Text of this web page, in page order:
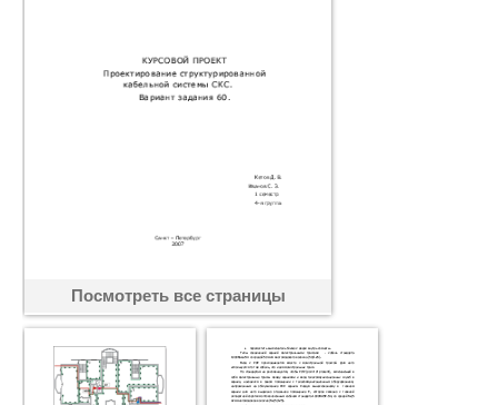
Посмотреть все страницы